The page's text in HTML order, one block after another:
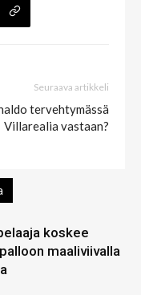
Seuraava artikkeli
tervehtymässä
Villarealia vastaan?
koskee
maaliviivalla